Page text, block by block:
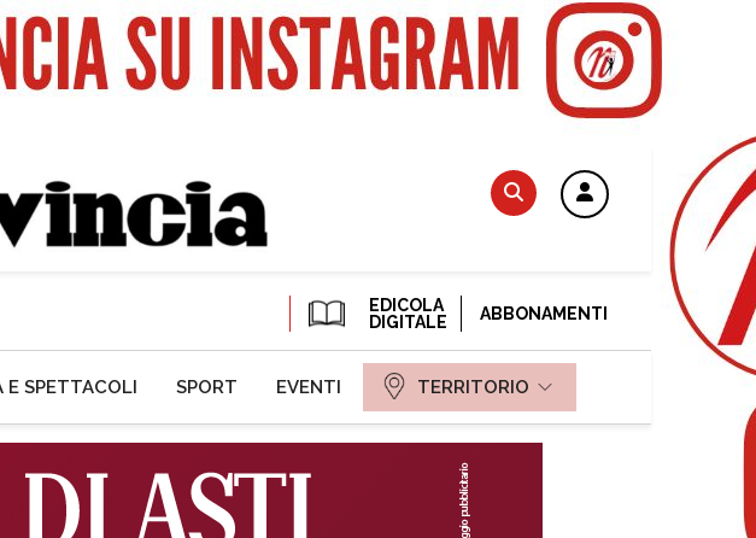
EDICOLA
DIGITALE
ABBONAMENTI
E SPETTACOLI SPORT EVENTI TERRITORIO